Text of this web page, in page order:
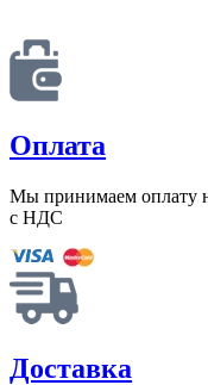
Оплата
Мы принимаем оплату
с НДС
Доставка